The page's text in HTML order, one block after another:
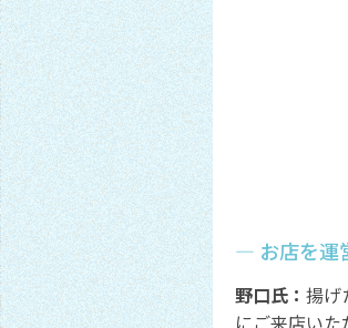
― お店を運
野口氏： 揚げ
にご来店いた